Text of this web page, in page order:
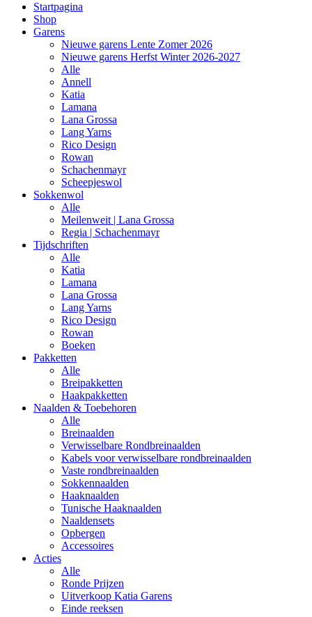
Startpagina
Shop
Garens
Nieuwe garens Lente Zomer 2026
Nieuwe garens Herfst Winter 2026-2027
Alle
Annell
Katia
Lamana
Lana Grossa
Lang Yarns
Rico Design
Rowan
Schachenmayr
Scheepjeswol
Sokkenwol
Alle
Meilenweit | Lana Grossa
Regia | Schachenmayr
Tijdschriften
Alle
Katia
Lamana
Lana Grossa
Lang Yarns
Rico Design
Rowan
Boeken
Pakketten
Alle
Breipakketten
Haakpakketten
Naalden & Toebehoren
Alle
Breinaalden
Verwisselbare Rondbreinaalden
Kabels voor verwisselbare rondbreinaalden
Vaste rondbreinaalden
Sokkennaalden
Haaknaalden
Tunische Haaknaalden
Naaldensets
Opbergen
Accessoires
Acties
Alle
Ronde Prijzen
Uitverkoop Katia Garens
Einde reeksen